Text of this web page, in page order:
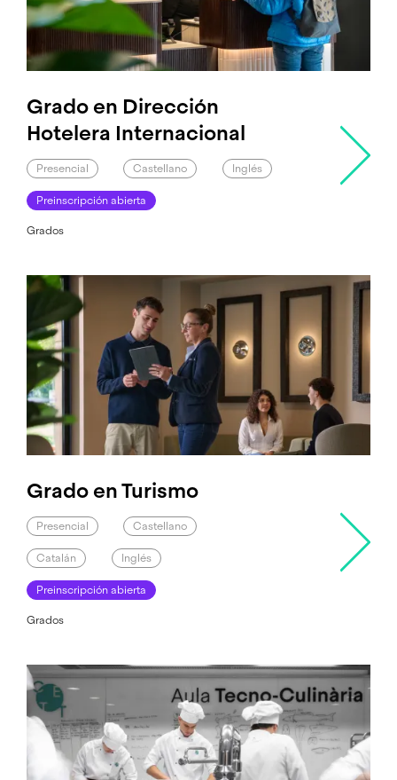
Grado en Dirección
Hotelera Internacional
Presencial Castellano Inglés
Preinscripción abierta
Grados
Grado en Turismo
Presencial Castellano
Catalán Inglés
Preinscripción abierta
Grados